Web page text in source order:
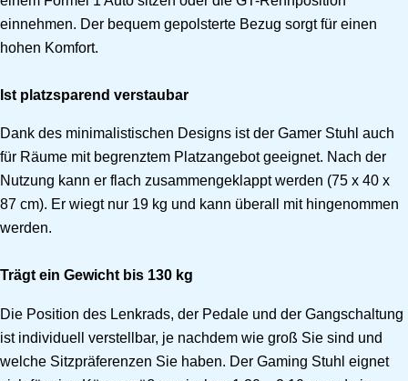
einnehmen. Der bequem gepolsterte Bezug sorgt für einen
hohen Komfort.
Ist platzsparend verstaubar
Dank des minimalistischen Designs ist der Gamer Stuhl auch
für Räume mit begrenztem Platzangebot geeignet. Nach der
Nutzung kann er flach zusammengeklappt werden (75 x 40 x
87 cm). Er wiegt nur 19 kg und kann überall mit hingenommen
werden.
Trägt ein Gewicht bis 130 kg
Die Position des Lenkrads, der Pedale und der Gangschaltung
ist individuell verstellbar, je nachdem wie groß Sie sind und
welche Sitzpräferenzen Sie haben. Der Gaming Stuhl eignet